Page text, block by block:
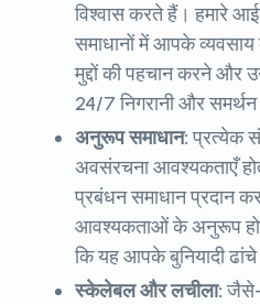
विश्वास करते हैं। हमारे
समाधानों में आपके
मुद्दों की पहचान करने और
24/7 निगरानी और समर्थन
अनुरूप समाधान:प्रत्येक
अवसंरचना आवश्यकताएँ
प्रबंधन समाधान प्रदान
आवश्यकताओं के अनुरूप
कि यह आपके बुनियादी
स्केलेबल और लचीला:जैसे-